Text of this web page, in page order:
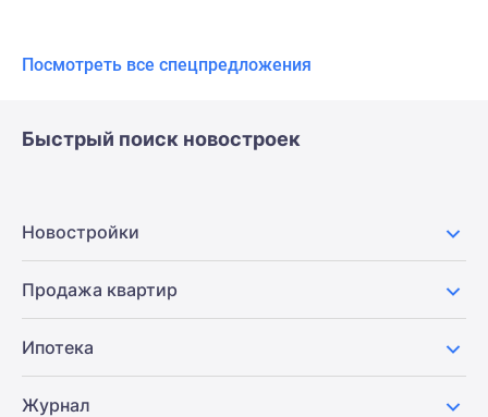
Посмотреть все спецпредложения
Быстрый поиск новостроек
Новостройки
Продажа квартир
Ипотека
Журнал